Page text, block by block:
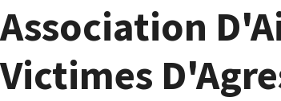
Association
Victimes